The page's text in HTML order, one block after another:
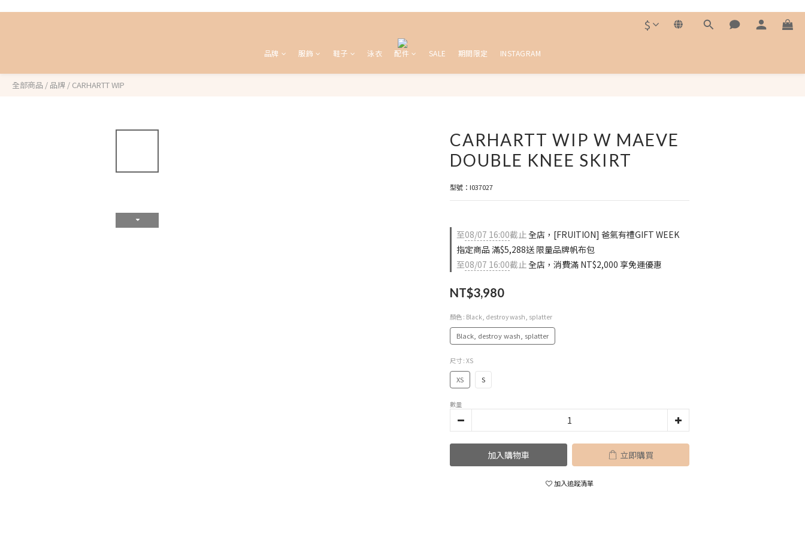
$
品牌 服飾 鞋子 泳衣 配件 SALE 期間限定 INSTAGRAM
全部商品 / 品牌 / CARHARTT WIP
CARHARTT WIP W MAEVE
DOUBLE KNEE SKIRT
型號：I037027
至08/07 16:00截止全店，[FRUITION] 爸氣有禮GIFT WEEK
指定商品 滿$5,288送 限量品牌帆布包
至08/07 16:00截止全店，消費滿 NT$2,000 享免運優惠
NT$3,980
顏色 : Black, destroy wash, splatter
Black, destroy wash, splatter
尺寸 : XS
XS S
數量
加入購物車 立即購買
加入追蹤清單